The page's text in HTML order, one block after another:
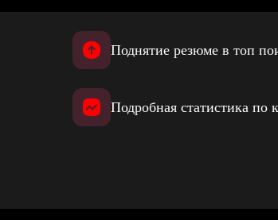
Поднятие резюме в топ
Подробная статистика по